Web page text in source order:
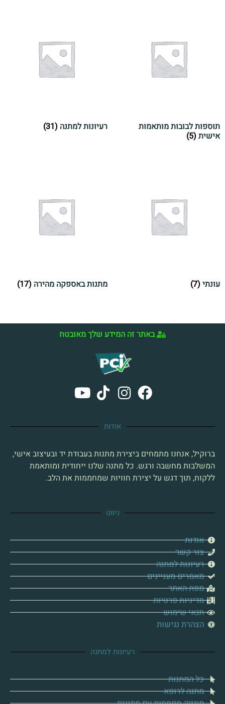
תוספות לבובות מותאמות
אישית (5)
רעיונות למתנה (31)
עונתי (7) מתנות באספקה מהירה (17)
באתר זה המידע שלך מאובטח
אודות
ברוקיל, אנחנו מתמחים ביצירת מתנות בעבודת יד ובעיצוב אישי,
המשלבות מחשבה ורגש. כל מתנה שלנו ייחודית ומותאמת
ללקוח, תוך דגש על יצירת חוויות שמחממות את הלב.
ניווט
אודות
צור קשר
רעיונות למתנה
מאמרים מעניינים
מפת האתר
מדיניות פרטיות
תנאי שימוש
הצהרת נגישות
רעיונות למתנה
כל המתנות
מתנה לרופא